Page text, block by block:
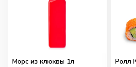
Морс из клюквы 1л Ролл